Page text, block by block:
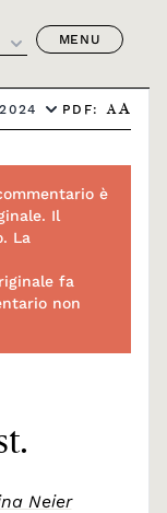
MENU
PDF: A A
è
Il
La
fa
non
Neier